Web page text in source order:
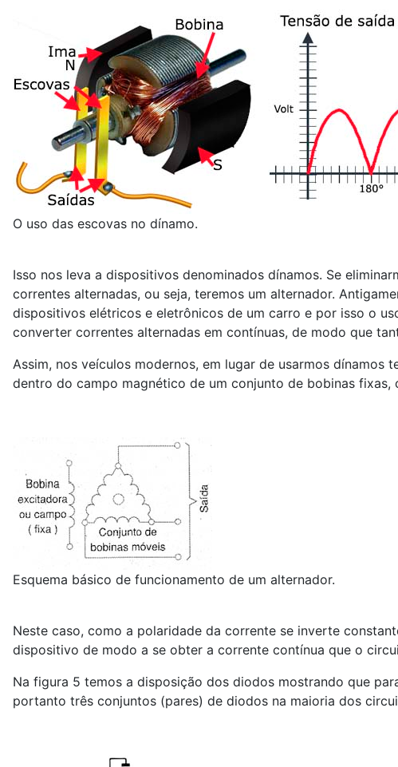
O uso das escovas no dínamo.
Isso nos leva a dispositivos denominados dínamos. Se
correntes alternadas, ou seja, teremos um alternador.
dispositivos elétricos e eletrônicos de um carro e por isso o
converter correntes alternadas em contínuas, de modo que
Assim, nos veículos modernos, em lugar de usarmos
dentro do campo magnético de um conjunto de bobinas fixas,
Esquema básico de funcionamento de um alternador.
Neste caso, como a polaridade da corrente se inverte
dispositivo de modo a se obter a corrente contínua que o
Na figura 5 temos a disposição dos diodos mostrando que
portanto três conjuntos (pares) de diodos na maioria dos